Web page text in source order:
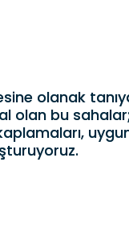
olanak
olan bu
olanak
olan bu
ve